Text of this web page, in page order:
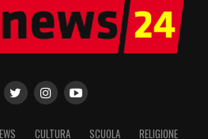
CULTURA SCUOLA RELIGIONE